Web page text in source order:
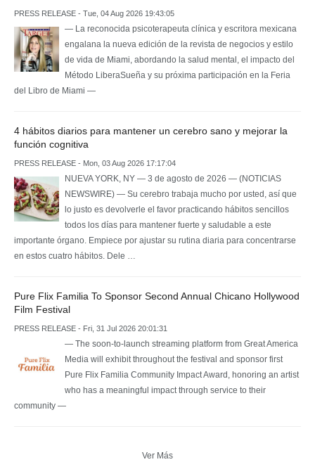
PRESS RELEASE - Tue, 04 Aug 2026 19:43:05
— La reconocida psicoterapeuta clínica y escritora mexicana
engalana la nueva edición de la revista de negocios y estilo
de vida de Miami, abordando la salud mental, el impacto del
Método LiberaSueña y su próxima participación en la Feria
del Libro de Miami —
4 hábitos diarios para mantener un cerebro sano y mejorar la
función cognitiva
PRESS RELEASE - Mon, 03 Aug 2026 17:17:04
NUEVA YORK, NY — 3 de agosto de 2026 — (NOTICIAS
NEWSWIRE) — Su cerebro trabaja mucho por usted, así que
lo justo es devolverle el favor practicando hábitos sencillos
todos los días para mantener fuerte y saludable a este
importante órgano. Empiece por ajustar su rutina diaria para concentrarse
en estos cuatro hábitos. Dele …
Pure Flix Familia To Sponsor Second Annual Chicano Hollywood
Film Festival
PRESS RELEASE - Fri, 31 Jul 2026 20:01:31
— The soon-to-launch streaming platform from Great America
Media will exhibit throughout the festival and sponsor first
Pure Flix Familia Community Impact Award, honoring an artist
who has a meaningful impact through service to their
community —
Ver Más